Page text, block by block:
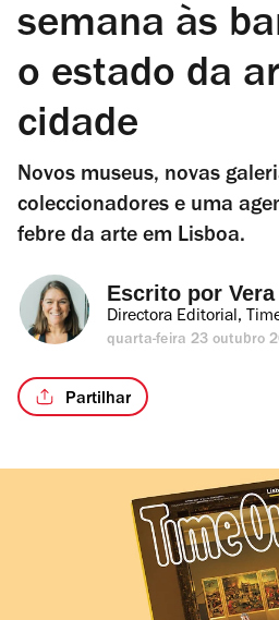
semana às
o estado da
cidade
Novos museus, novas
coleccionadores e uma
febre da arte em Lisboa.
Escrito por
Directora Editorial,
quarta-feira 23 outubro
Partilhar